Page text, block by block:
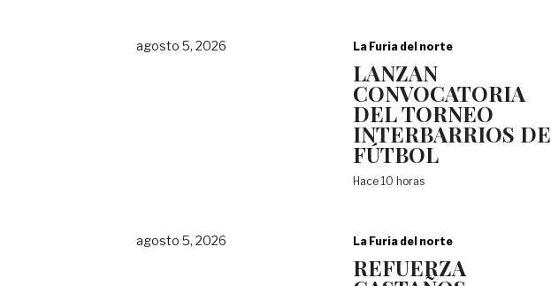
agosto 5, 2026 La Furia del norte
LANZAN
CONVOCATORIA
DEL TORNEO
INTERBARRIOS DE
FÚTBOL
Hace 10 horas
agosto 5, 2026 La Furia del norte
REFUERZA